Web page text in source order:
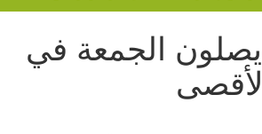
يصلون الجمعة في